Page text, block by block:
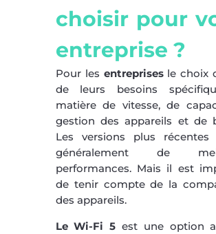
choisir pour
entreprise ?
Pour les entreprisesle choix
de leurs besoins
matière de vitesse, de
gestion des appareils et de
Les versions plus récentes
généralement de
performances. Mais il est
de tenir compte de la
des appareils.
Le Wi-Fi 5 est une option